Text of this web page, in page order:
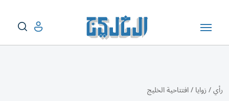
رأي/زوايا/افتتاحية الخليج